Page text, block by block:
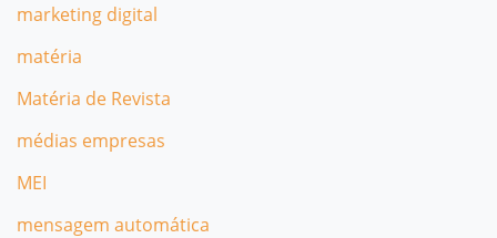
marketing digital
matéria
Matéria de Revista
médias empresas
MEI
mensagem automática